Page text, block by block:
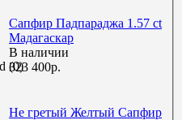
(0)
Сапфир Падпараджа 1.57 ct
Мадагаскар
В наличии
323 400р.
Не гретый Желтый Сапфир